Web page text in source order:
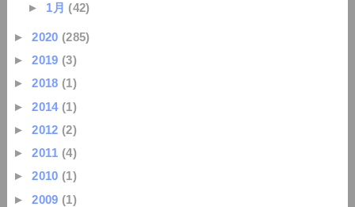
► 1月 (42)
►2020 (285)
►2019 (3)
►2018 (1)
►2014 (1)
►2012 (2)
►2011 (4)
►2010 (1)
►2009 (1)